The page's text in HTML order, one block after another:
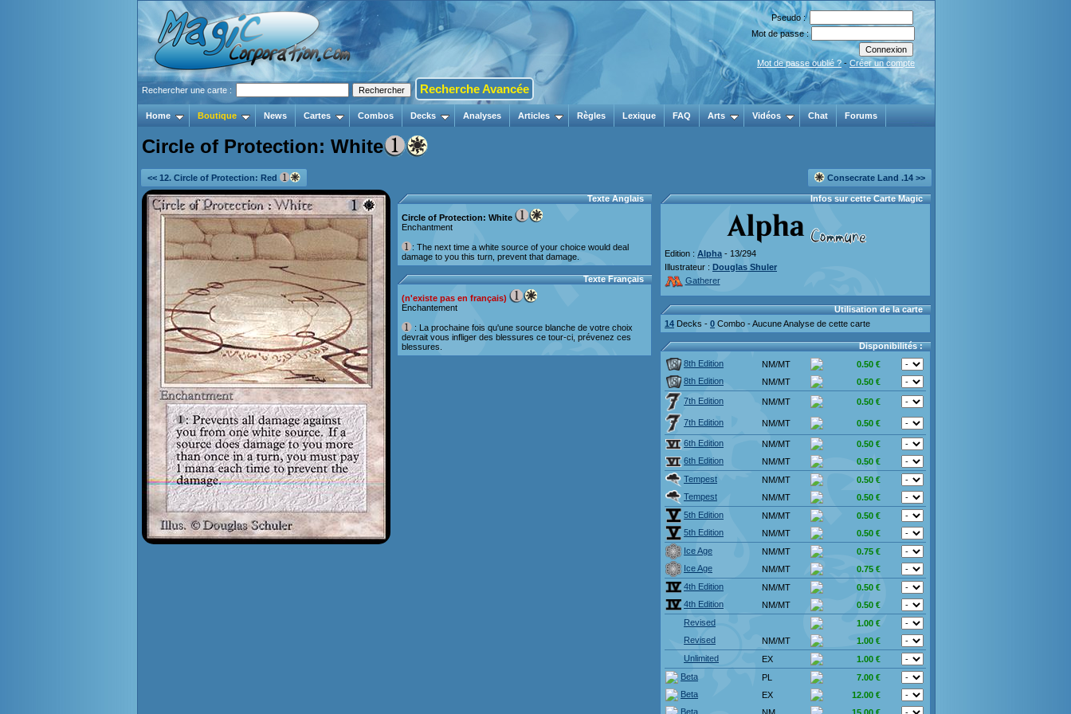
Pseudo :
Mot de passe :
Mot de passe oublié ? - Créer un compte
Rechercher une carte : Recherche Avancée
Home Boutique News Cartes Combos Decks Analyses Articles Règles Lexique FAQ Arts Vidéos Chat Forums
Circle of Protection: White
<< 12. Circle of Protection: Red Consecrate Land .14 >>
Texte Anglais
Circle of Protection: White
Enchantment
: The next time a white source of your choice would deal
damage to you this turn, prevent that damage.
Texte Français
(n'existe pas en français)
Enchantement
: La prochaine fois qu'une source blanche de votre choix
devrait vous infliger des blessures ce tour-ci, prévenez ces
blessures.
Infos sur cette Carte Magic
Edition : Alpha - 13/294
Illustrateur : Douglas Shuler
Gatherer
Utilisation de la carte
14 Decks - 0 Combo - Aucune Analyse de cette carte
Disponibilités :
8th Edition
NM/MT
0.50 €
8th Edition
NM/MT 0.50 €
7th Edition NM/MT 0.50 €
7th Edition NM/MT 0.50 €
6th Edition NM/MT
0.50 €
6th Edition
NM/MT
0.50 €
Tempest
NM/MT
0.50 €
Tempest
NM/MT
0.50 €
5th Edition
NM/MT
0.50 €
5th Edition
NM/MT
0.50 €
Ice Age
NM/MT
0.75 €
Ice Age
NM/MT
0.75 €
4th Edition
NM/MT
0.50 €
4th Edition
NM/MT
0.50 €
Revised
1.00 €
Revised
NM/MT
1.00 €
Unlimited
EX
1.00 €
Beta
PL
7.00 €
Beta
EX
12.00 €
Beta